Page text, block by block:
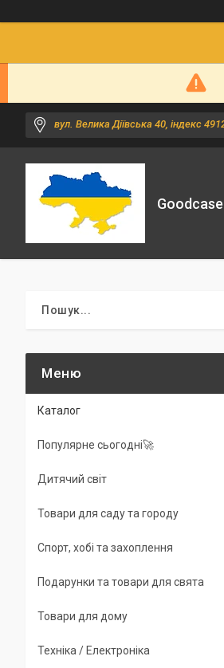
вул. Велика Діївська 40, індекс
Goodcase
Каталог
Популярне сьогодні🚀
Дитячий світ
Товари для саду та городу
Спорт, хобі та захоплення
Подарунки та товари для свята
Товари для дому
Техніка / Електроніка